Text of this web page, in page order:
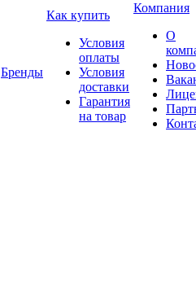
Бренды
Как купить
Условия
оплаты
Условия
доставки
Гарантия
на товар
Компания
О